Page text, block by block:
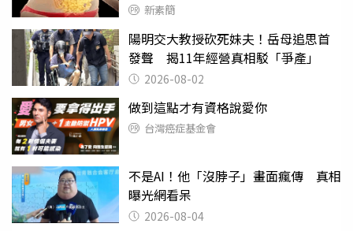
新素簡
陽明交大教授砍死妹夫！岳母追思首
發聲 揭11年經營真相駁「爭產」
2026-08-02
做到這點才有資格說愛你
台灣癌症基金會
不是AI！他「沒脖子」畫面瘋傳 真相
曝光網看呆
2026-08-04